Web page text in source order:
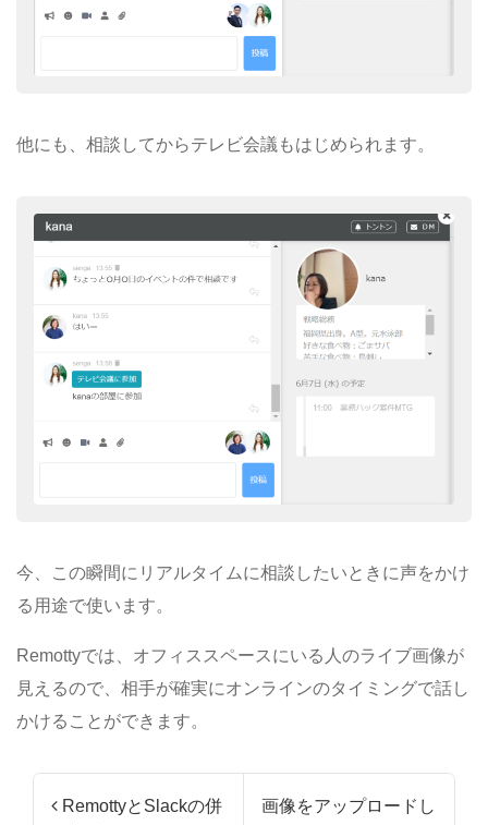
他にも、相談してからテレビ会議もはじめられます。
今、この瞬間にリアルタイムに相談したいときに声をかけ
る用途で使います。
Remottyでは、オフィススペースにいる人のライブ画像が
見えるので、相手が確実にオンラインのタイミングで話し
かけることができます。
投稿ナビゲーション
RemottyとSlackの併
画像をアップロードし